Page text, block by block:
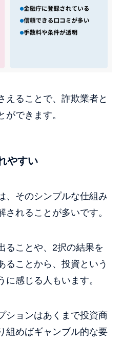
えることで、詐欺業者と
ができます。
やすい
、そのシンプルな仕組み
れることが多いです。
ることや、2択の結果を
ることから、投資という
に感じる人もいます。
ションはあくまで投資商
組めばギャンブル的な要